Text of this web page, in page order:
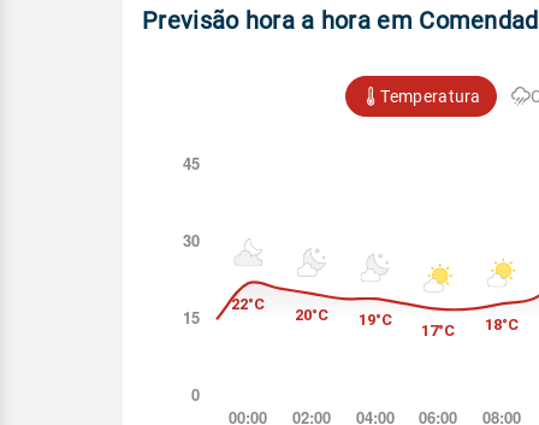
Previsão hora a hora em
Temperatura